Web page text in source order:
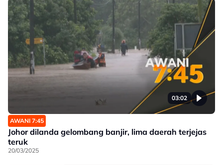
03:02
AWANI 7:45
Johor dilanda gelombang banjir, lima daerah terjejas
teruk
20/03/2025